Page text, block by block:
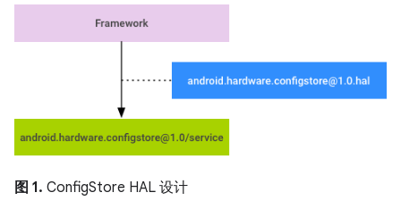
图 1. ConfigStore HAL 设计